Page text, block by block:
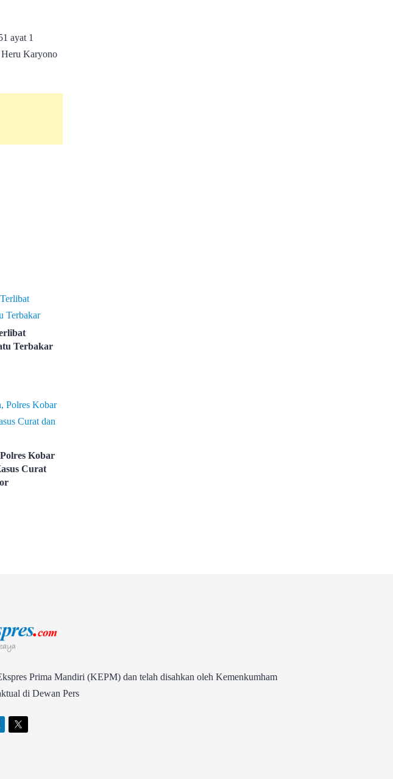
ayat 1
Heru Karyono
Terbakar
Kobar
Curat
Prima Mandiri (KEPM) dan telah disahkan oleh Kemenkumham
di Dewan Pers